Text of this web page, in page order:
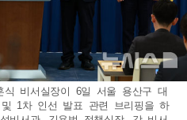
식 비서실장이 6일 서울 용산구 대
1차 인선 발표 관련 브리핑을 하